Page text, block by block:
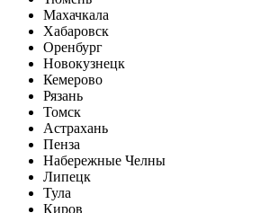
Махачкала
Хабаровск
Оренбург
Новокузнецк
Кемерово
Рязань
Томск
Астрахань
Пенза
Набережные Челны
Липецк
Тула
Киров